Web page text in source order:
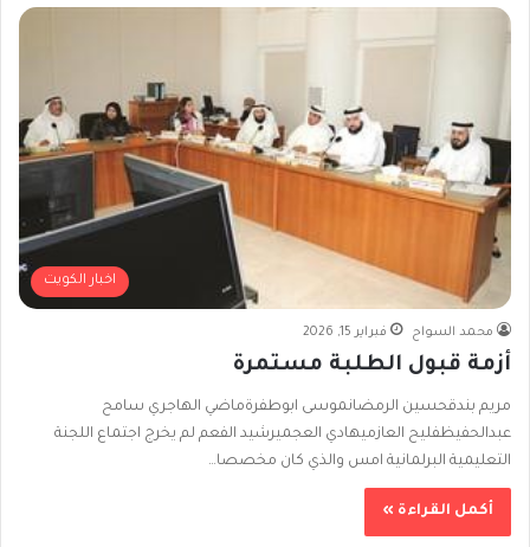
اخبار الكويت
محمد السواح فبراير 15, 2026
أزمة قبول الطلبة مستمرة
مريم بندقحسين الرمضانموسى ابوطفرةماضي الهاجري سامح
عبدالحفيظفليح العازميهادي العجميرشيد الفعم لم يخرج اجتماع اللجنة
التعليمية البرلمانية امس والذي كان مخصصا…
أكمل القراءة »